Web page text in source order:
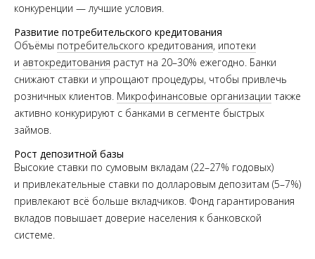
конкуренции — лучшие условия.
Развитие потребительского кредитования
Объёмы потребительского кредитования, ипотеки
и автокредитования растут на 20–30% ежегодно. Банки
снижают ставки и упрощают процедуры, чтобы привлечь
розничных клиентов. Микрофинансовые организации также
активно конкурируют с банками в сегменте быстрых
займов.
Рост депозитной базы
Высокие ставки по сумовым вкладам (22–27% годовых)
и привлекательные ставки по долларовым депозитам (5–7%)
привлекают всё больше вкладчиков. Фонд гарантирования
вкладов повышает доверие населения к банковской
системе.